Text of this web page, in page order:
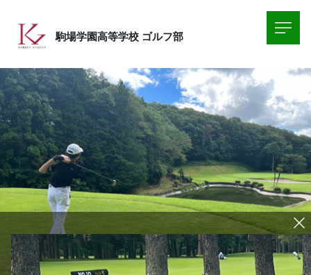
駒場学園高等学校 ゴルフ部